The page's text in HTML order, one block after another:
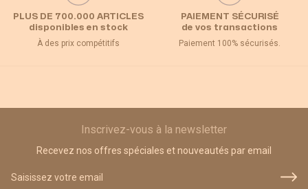
PLUS DE 700.000 ARTICLES
disponibles en stock
À des prix compétitifs
PAIEMENT SÉCURISÉ
de vos transactions
Paiement 100% sécurisés.
Inscrivez-vous à la newsletter
Recevez nos offres spéciales et nouveautés par email